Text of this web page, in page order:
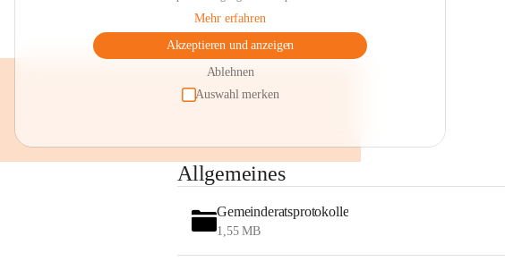
Mehr erfahren
Akzeptieren und anzeigen
Ablehnen
Auswahl merken
Allgemeines
Gemeinderatsprotokolle
1,55 MB